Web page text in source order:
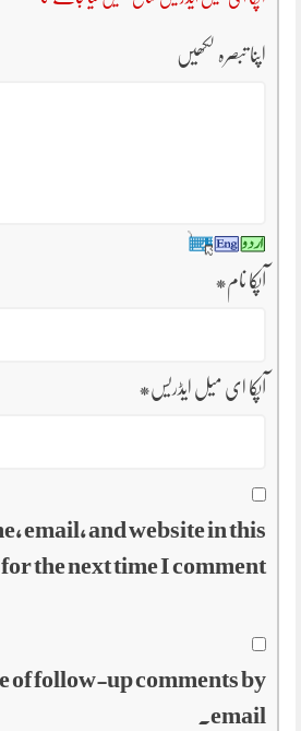
اپنا تبصرہ لکھیں
آپکا نام*
آپکا ای میل ایڈریس*
email, and website in this
the next time I comment.
of follow-up comments by
email.